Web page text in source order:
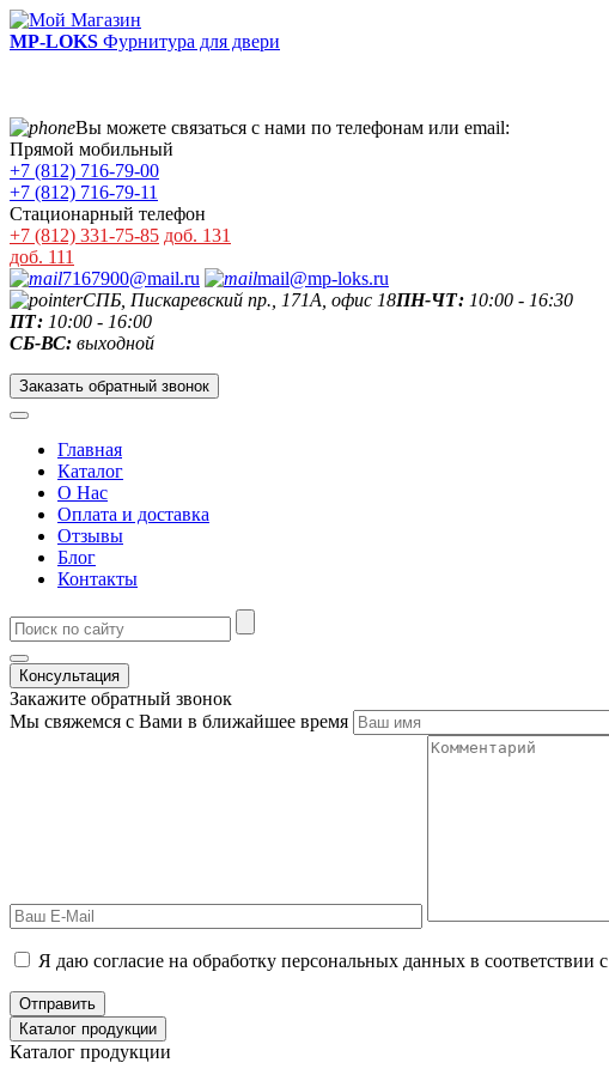
MP-LOKS Фурнитура для двери
Вы можете связаться с нами по телефонам или email:
Прямой мобильный
+7 (812) 716-79-00
+7 (812) 716-79-11
Стационарный телефон
+7 (812) 331-75-85 доб. 131
доб. 111
7167900@mail.ru
mail@mp-loks.ru
СПБ, Пискаревский пр., 171А, офис 18ПН-ЧТ: 10:00 - 16:30
ПТ: 10:00 - 16:00
СБ-ВС: выходной
Заказать обратный звонок
Главная
Каталог
О Нас
Оплата и доставка
Отзывы
Блог
Контакты
Консультация
Закажите обратный звонок
Мы свяжемся с Вами в ближайшее время
Я даю согласие на обработку персональных данных в соответствии с
Отправить
Каталог продукции
Каталог продукции